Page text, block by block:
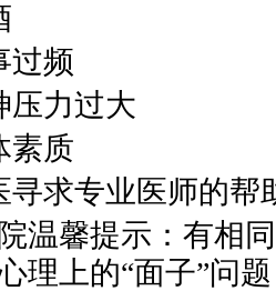
频
力过大
质
求专业医师的帮
馨提示：有相同
理上的“面子”问